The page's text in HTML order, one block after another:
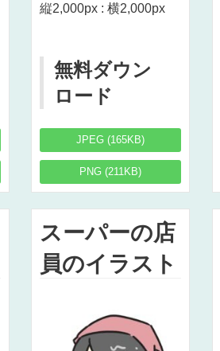
縦2,000px : 横2,000px
無料ダウン
ロード
JPEG (165KB)
PNG (211KB)
スーパーの店
員のイラスト